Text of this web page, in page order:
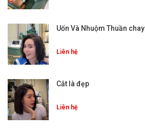
Uốn Và Nhuộm Thuần chay
Liên hệ
Cắt là đẹp
Liên hệ